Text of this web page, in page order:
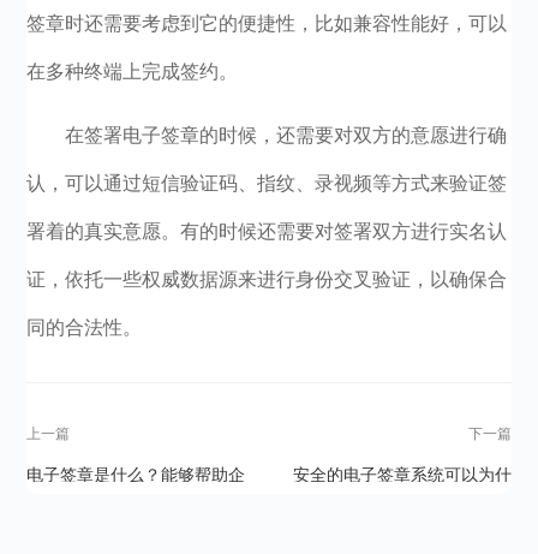
签章时还需要考虑到它的便捷性，比如兼容性能好，可以
在多种终端上完成签约。
在签署电子签章的时候，还需要对双方的意愿进行确
认，可以通过短信验证码、指纹、录视频等方式来验证签
署着的真实意愿。有的时候还需要对签署双方进行实名认
证，依托一些权威数据源来进行身份交叉验证，以确保合
同的合法性。
上一篇
电子签章是什么？能够帮助企
下一篇
安全的电子签章系统可以为什